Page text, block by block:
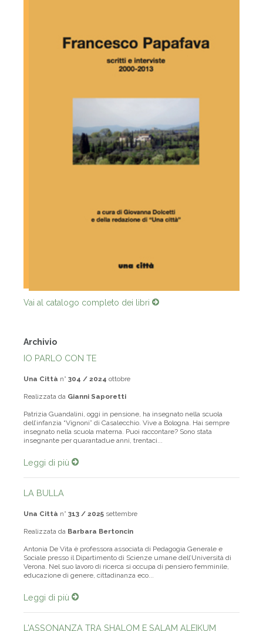
Vai al catalogo completo dei libri
Patrizia Guandalini, oggi in pensione, ha insegnato nella scuola
dell’infanzia “Vignoni” di Casalecchio. Vive a Bologna. Hai sempre
insegnato nella scuola materna. Puoi raccontare? Sono stata
Leggi di più
Antonia De Vita è professora associata di Pedagogia Generale e
Sociale presso il Dipartimento di Scienze umane dell’Università di
Verona. Nel suo lavoro di ricerca si occupa di pensiero femminile,
Leggi di più